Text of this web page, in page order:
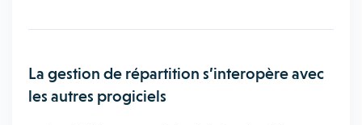
La gestion de répartition s’interopère avec
les autres progiciels